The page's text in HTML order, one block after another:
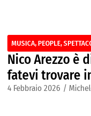
MUSICA, PEOPLE,
Nico Arezzo è
fatevi trovare
4 Febbraio 2026 /